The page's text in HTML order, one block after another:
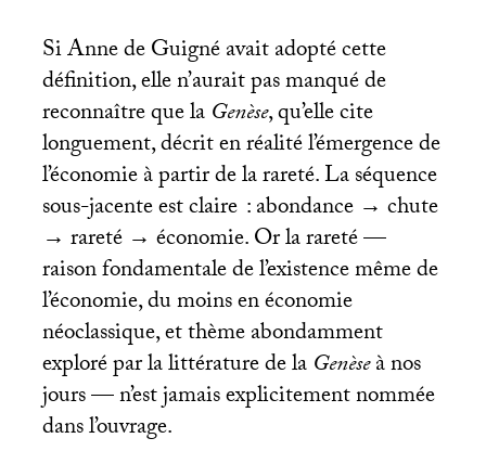
Si Anne de Guigné avait adopté cette
définition, elle n’aurait pas manqué de
reconnaître que laGenèse, qu’elle cite
longuement, décrit en réalité l’émergence de
l’économie à partir de la rareté. La séquence
sous-jacente est claire : abondance → chute
→ rareté → économie. Or la rareté —
raison fondamentale de l’existence même de
l’économie, du moins en économie
néoclassique, et thème abondamment
exploré par la littérature de laGenèseà nos
jours — n’est jamais explicitement nommée
dans l’ouvrage.